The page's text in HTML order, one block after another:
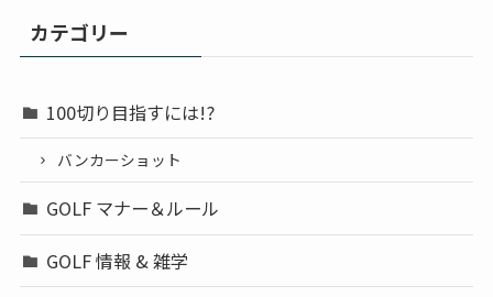
カテゴリー
100切り目指すには!?
バンカーショット
GOLF マナー＆ルール
GOLF 情報 & 雑学